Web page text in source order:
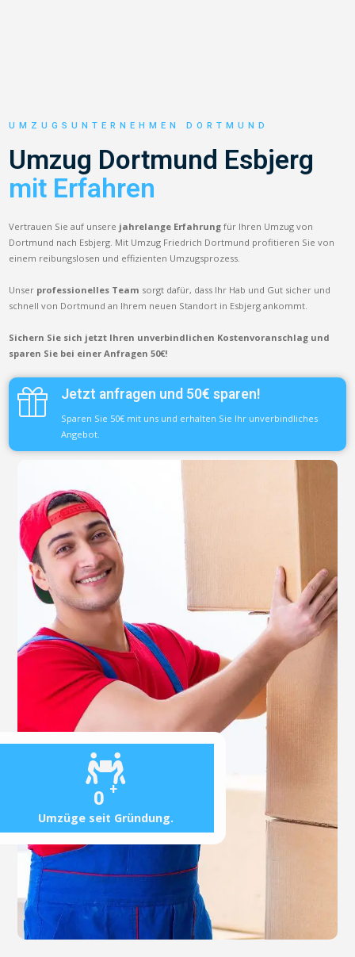
0 +
Umzüge seit Gründung.
UMZUGSUNTERNEHMEN DORTMUND
Umzug Dortmund Esbjerg
mit Erfahren
Vertrauen Sie auf unsere jahrelange Erfahrung für Ihren Umzug von
Dortmund nach Esbjerg. Mit Umzug Friedrich Dortmund profitieren Sie von
einem reibungslosen und effizienten Umzugsprozess.
Unser professionelles Team sorgt dafür, dass Ihr Hab und Gut sicher und
schnell von Dortmund an Ihrem neuen Standort in Esbjerg ankommt.
Sichern Sie sich jetzt Ihren unverbindlichen Kostenvoranschlag und
sparen Sie bei einer Anfragen 50€!
Jetzt anfragen und 50€ sparen!
Sparen Sie 50€ mit uns und erhalten Sie Ihr unverbindliches
Angebot.